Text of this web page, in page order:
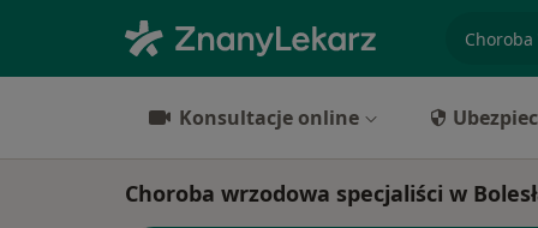
Konsultacje online
Choroba wrzodowa specjaliści w